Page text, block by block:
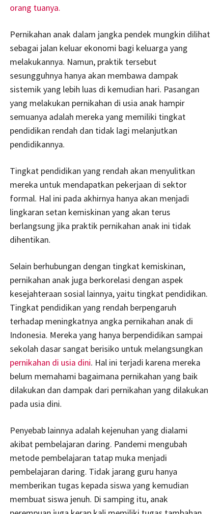
orang tuanya.
Pernikahan anak dalam jangka pendek mungkin dilihat
sebagai jalan keluar ekonomi bagi keluarga yang
melakukannya. Namun, praktik tersebut
sesungguhnya hanya akan membawa dampak
sistemik yang lebih luas di kemudian hari. Pasangan
yang melakukan pernikahan di usia anak hampir
semuanya adalah mereka yang memiliki tingkat
pendidikan rendah dan tidak lagi melanjutkan
pendidikannya.
Tingkat pendidikan yang rendah akan menyulitkan
mereka untuk mendapatkan pekerjaan di sektor
formal. Hal ini pada akhirnya hanya akan menjadi
lingkaran setan kemiskinan yang akan terus
berlangsung jika praktik pernikahan anak ini tidak
dihentikan.
Selain berhubungan dengan tingkat kemiskinan,
pernikahan anak juga berkorelasi dengan aspek
kesejahteraan sosial lainnya, yaitu tingkat pendidikan.
Tingkat pendidikan yang rendah berpengaruh
terhadap meningkatnya angka pernikahan anak di
Indonesia. Mereka yang hanya berpendidikan sampai
sekolah dasar sangat berisiko untuk melangsungkan
pernikahan di usia dini. Hal ini terjadi karena mereka
belum memahami bagaimana pernikahan yang baik
dilakukan dan dampak dari pernikahan yang dilakukan
pada usia dini.
Penyebab lainnya adalah kejenuhan yang dialami
akibat pembelajaran daring. Pandemi mengubah
metode pembelajaran tatap muka menjadi
pembelajaran daring. Tidak jarang guru hanya
memberikan tugas kepada siswa yang kemudian
membuat siswa jenuh. Di samping itu, anak